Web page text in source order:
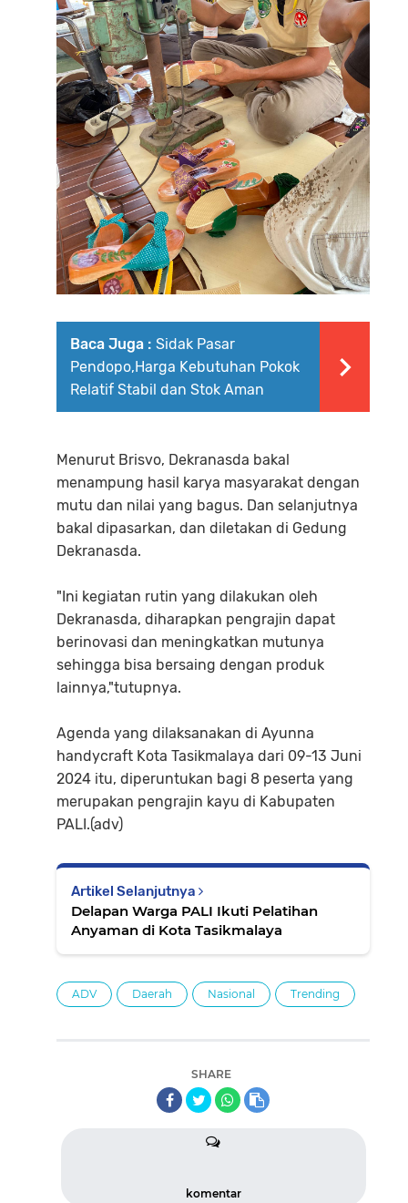
Baca Juga : Sidak Pasar
Pendopo,Harga Kebutuhan Pokok
Relatif Stabil dan Stok Aman
Menurut Brisvo, Dekranasda bakal
menampung hasil karya masyarakat dengan
mutu dan nilai yang bagus. Dan selanjutnya
bakal dipasarkan, dan diletakan di Gedung
Dekranasda.
"Ini kegiatan rutin yang dilakukan oleh
Dekranasda, diharapkan pengrajin dapat
berinovasi dan meningkatkan mutunya
sehingga bisa bersaing dengan produk
lainnya,"tutupnya.
Agenda yang dilaksanakan di Ayunna
handycraft Kota Tasikmalaya dari 09-13 Juni
2024 itu, diperuntukan bagi 8 peserta yang
merupakan pengrajin kayu di Kabupaten
PALI.(adv)
Artikel Selanjutnya
Delapan Warga PALI Ikuti Pelatihan
Anyaman di Kota Tasikmalaya
ADV Daerah Nasional Trending
SHARE
komentar